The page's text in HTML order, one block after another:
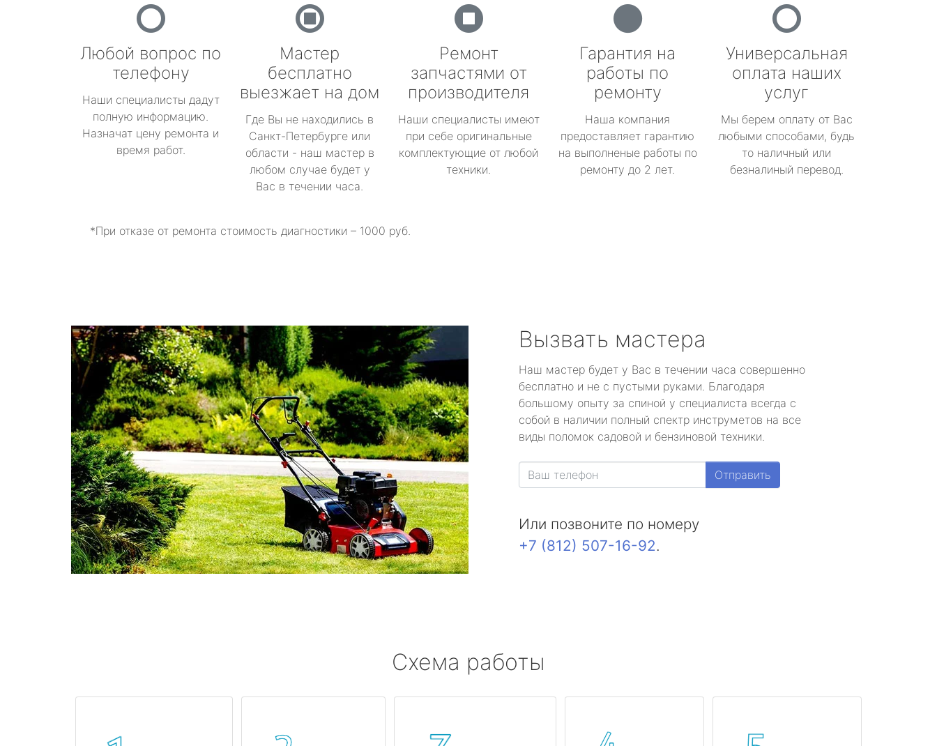
Любой вопрос по
телефону
Наши специалисты дадут
полную информацию.
Назначат цену ремонта и
время работ.
Мастер
бесплатно
выезжает на дом
Где Вы не находились в
Санкт-Петербурге или
области - наш мастер в
любом случае будет у
Вас в течении часа.
Ремонт
запчастями от
производителя
Наши специалисты имеют
при себе оригинальные
комплектующие от любой
техники.
Гарантия на
работы по
ремонту
Наша компания
предоставляет гарантию
на выполненые работы по
ремонту до 2 лет.
Универсальная
оплата наших
услуг
Мы берем оплату от Вас
любыми способами, будь
то наличный или
безналиный перевод.
*При отказе от ремонта стоимость диагностики – 1000 руб.
Вызвать мастера
Наш мастер будет у Вас в течении часа совершенно
бесплатно и не с пустыми руками. Благодаря
большому опыту за спиной у специалиста всегда с
собой в наличии полный спектр инструметов на все
виды поломок садовой и бензиновой техники.
Отправить
Или позвоните по номеру
+7 (812) 507-16-92.
Схема работы